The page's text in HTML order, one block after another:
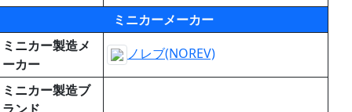
ミニカーメーカー
ミニカー製造メ
ーカー
ノレブ(NOREV)
ミニカー製造ブ